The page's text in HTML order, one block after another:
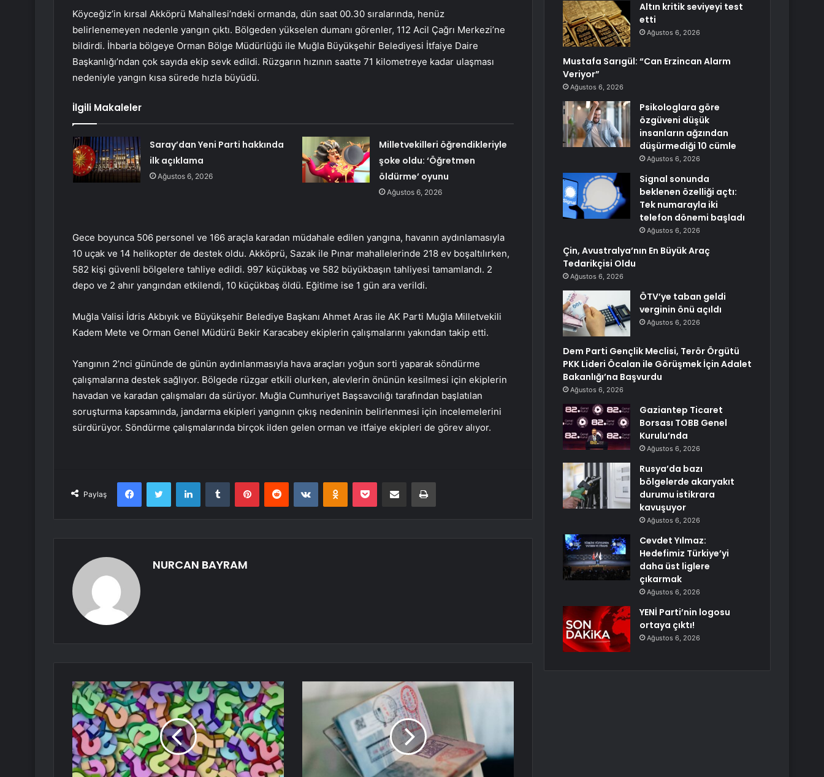
Köyceğiz’in kırsal Akköprü Mahallesi’ndeki ormanda, dün saat 00.30 sıralarında, henüz
belirlenemeyen nedenle yangın çıktı. Bölgeden yükselen dumanı görenler, 112 Acil Çağrı Merkezi’ne
bildirdi. İhbarla bölgeye Orman Bölge Müdürlüğü ile Muğla Büyükşehir Belediyesi İtfaiye Daire
Başkanlığı’ndan çok sayıda ekip sevk edildi. Rüzgarın hızının saatte 71 kilometreye kadar ulaşması
nedeniyle yangın kısa sürede hızla büyüdü.
İlgili Makaleler
Saray’dan Yeni Parti hakkında
ilk açıklama
Ağustos 6, 2026
Milletvekilleri öğrendikleriyle
şoke oldu: ‘Öğretmen
öldürme’ oyunu
Ağustos 6, 2026
Gece boyunca 506 personel ve 166 araçla karadan müdahale edilen yangına, havanın aydınlamasıyla
10 uçak ve 14 helikopter de destek oldu. Akköprü, Sazak ile Pınar mahallelerinde 218 ev boşaltılırken,
582 kişi güvenli bölgelere tahliye edildi. 997 küçükbaş ve 582 büyükbaşın tahliyesi tamamlandı. 2
depo ve 2 ahır yangından etkilendi, 10 küçükbaş öldü. Eğitime ise 1 gün ara verildi.
Muğla Valisi İdris Akbıyık ve Büyükşehir Belediye Başkanı Ahmet Aras ile AK Parti Muğla Milletvekili
Kadem Mete ve Orman Genel Müdürü Bekir Karacabey ekiplerin çalışmalarını yakından takip etti.
Yangının 2’nci gününde de günün aydınlanmasıyla hava araçları yoğun sorti yaparak söndürme
çalışmalarına destek sağlıyor. Bölgede rüzgar etkili olurken, alevlerin önünün kesilmesi için ekiplerin
havadan ve karadan çalışmaları da sürüyor. Muğla Cumhuriyet Başsavcılığı tarafından başlatılan
soruşturma kapsamında, jandarma ekipleri yangının çıkış nedeninin belirlenmesi için incelemelerini
sürdürüyor. Söndürme çalışmalarında birçok ilden gelen orman ve itfaiye ekipleri de görev alıyor.
Paylaş
FacebookTwitter LinkedInTumblr PinterestReddit VKontakteOdnoklassniki
Pocket E-Posta ile paylaş Yazdır
NURCAN BAYRAM
Altın kritik seviyeyi test
etti
Ağustos 6, 2026
Mustafa Sarıgül: “Can Erzincan Alarm
Veriyor”
Ağustos 6, 2026
Psikologlara göre
özgüveni düşük
insanların ağzından
düşürmediği 10 cümle
Ağustos 6, 2026
Signal sonunda
beklenen özelliği açtı:
Tek numarayla iki
telefon dönemi başladı
Ağustos 6, 2026
Çin, Avustralya’nın En Büyük Araç
Tedarikçisi Oldu
Ağustos 6, 2026
ÖTV’ye taban geldi
verginin önü açıldı
Ağustos 6, 2026
Dem Parti Gençlik Meclisi, Terör Örgütü
PKK Lideri Öcalan ile Görüşmek İçin Adalet
Bakanlığı’na Başvurdu
Ağustos 6, 2026
Gaziantep Ticaret
Borsası TOBB Genel
Kurulu’nda
Ağustos 6, 2026
Rusya’da bazı
bölgelerde akaryakıt
durumu istikrara
kavuşuyor
Ağustos 6, 2026
Cevdet Yılmaz:
Hedefimiz Türkiye’yi
daha üst liglere
çıkarmak
Ağustos 6, 2026
YENİ Parti’nin logosu
ortaya çıktı!
Ağustos 6, 2026